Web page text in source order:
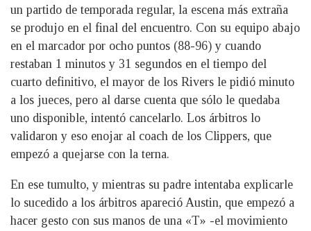
un partido de temporada regular, la escena más extraña
se produjo en el final del encuentro. Con su equipo abajo
en el marcador por ocho puntos (88-96) y cuando
restaban 1 minutos y 31 segundos en el tiempo del
cuarto definitivo, el mayor de los Rivers le pidió minuto
a los jueces, pero al darse cuenta que sólo le quedaba
uno disponible, intentó cancelarlo. Los árbitros lo
validaron y eso enojar al coach de los Clippers, que
empezó a quejarse con la terna.
En ese tumulto, y mientras su padre intentaba explicarle
lo sucedido a los árbitros apareció Austin, que empezó a
hacer gesto con sus manos de una «T» -el movimiento